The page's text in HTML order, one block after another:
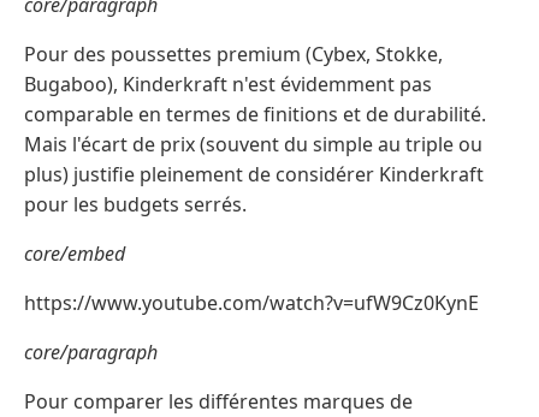
Pour des poussettes premium (Cybex, Stokke,
Bugaboo), Kinderkraft n'est évidemment pas
comparable en termes de finitions et de durabilité.
Mais l'écart de prix (souvent du simple au triple ou
plus) justifie pleinement de considérer Kinderkraft
pour les budgets serrés.
core/embed
https://www.youtube.com/watch?v=ufW9Cz0KynE
core/paragraph
Pour comparer les différentes marques de